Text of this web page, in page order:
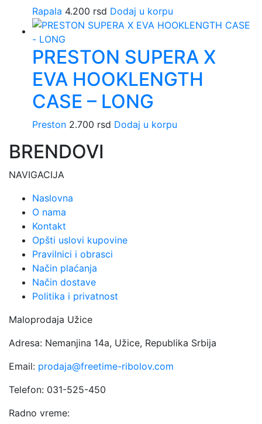
Rapala 4.200 rsd Dodaj u korpu
PRESTON SUPERA X
EVA HOOKLENGTH
CASE – LONG
Preston 2.700 rsd Dodaj u korpu
BRENDOVI
NAVIGACIJA
Naslovna
O nama
Kontakt
Opšti uslovi kupovine
Pravilnici i obrasci
Način plaćanja
Način dostave
Politika i privatnost
Maloprodaja Užice
Adresa: Nemanjina 14a, Užice, Republika Srbija
Email: prodaja@freetime-ribolov.com
Telefon: 031-525-450
Radno vreme: